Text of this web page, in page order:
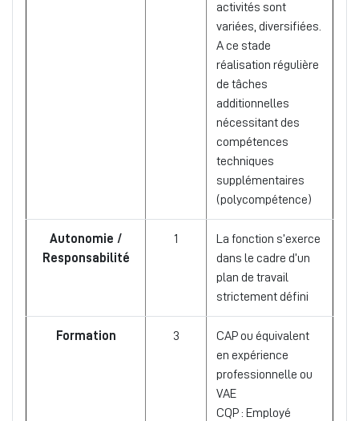
activités sont
variées, diversifiées.
A ce stade
réalisation régulière
de tâches
additionnelles
nécessitant des
compétences
techniques
supplémentaires
(polycompétence)
Autonomie /
Responsabilité
1
La fonction s’exerce
dans le cadre d’un
plan de travail
strictement défini
Formation 3
CAP ou équivalent
en expérience
professionnelle ou
VAE
CQP : Employé